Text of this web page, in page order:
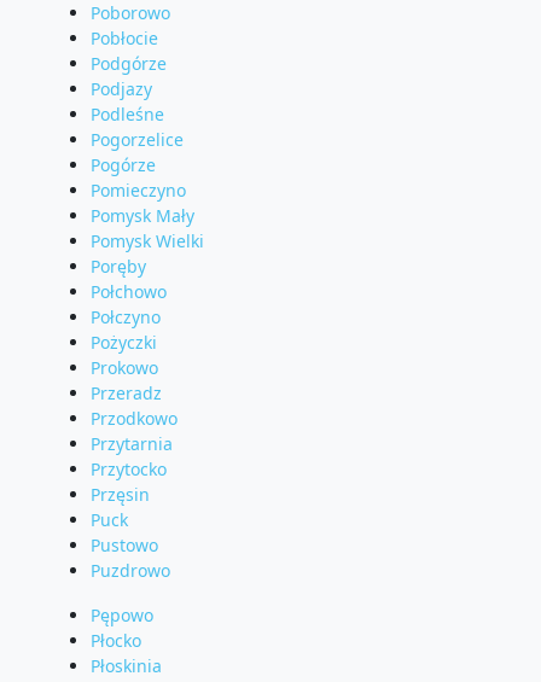
Poborowo
Pobłocie
Podgórze
Podjazy
Podleśne
Pogorzelice
Pogórze
Pomieczyno
Pomysk Mały
Pomysk Wielki
Poręby
Połchowo
Połczyno
Pożyczki
Prokowo
Przeradz
Przodkowo
Przytarnia
Przytocko
Przęsin
Puck
Pustowo
Puzdrowo
Pępowo
Płocko
Płoskinia